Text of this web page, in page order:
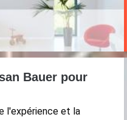
Bauer pour
l'expérience et la